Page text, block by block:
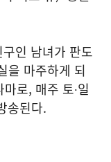
인 남녀가 판도
을 마주하게 되
로, 매주 토∙일
송된다.